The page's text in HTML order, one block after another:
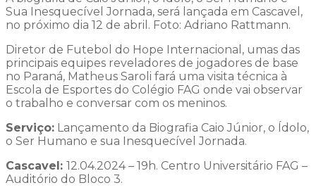
Sua Inesquecível Jornada, será lançada em Cascavel,
no próximo dia 12 de abril. Foto: Adriano Rattmann.
Diretor de Futebol do Hope Internacional, umas das
principais equipes reveladores de jogadores de base
no Paraná, Matheus Saroli fará uma visita técnica à
Escola de Esportes do Colégio FAG onde vai observar
o trabalho e conversar com os meninos.
Serviço: Lançamento da Biografia Caio Júnior, o Ídolo,
o Ser Humano e sua Inesquecível Jornada.
Cascavel: 12.04.2024 – 19h. Centro Universitário FAG –
Auditório do Bloco 3.